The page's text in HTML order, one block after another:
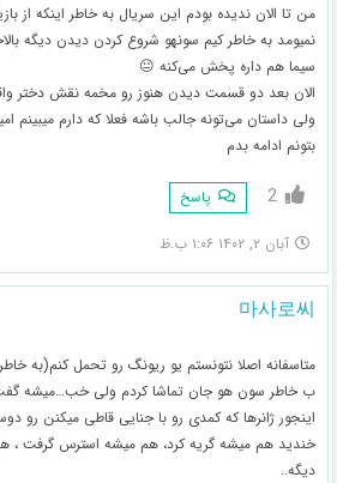
من تا الان ندیده بودم این سریال‌ به خاطر اینکه از
نمیومد به خاطر کیم سونهو شروع کردن دیدن دیگه
سیما هم داره پخش می‌کنه 😐
الان بعد دو قسمت دیدن هنوز رو مخمه نقش دختر
ولی داستان می‌تونه جالب باشه فعلا که دارم میبینم
بتونم ادامه بدم
2 پاسخ
آبان ۲, ۱۴۰۲ ۱:۰۶ ب.ظ
마사로씨
متاسفانه اصلا نتونستم یو ریونگ رو تحمل کنم(به
ب خاطر سون هو جان تماشا کردم ولی خب…میشه
اینجور ژانرها که کمدی رو با جنایی قاطی میکنن رو
خندید هم میشه گریه کرد، هم میشه استرس گرفت ،
دیگه..